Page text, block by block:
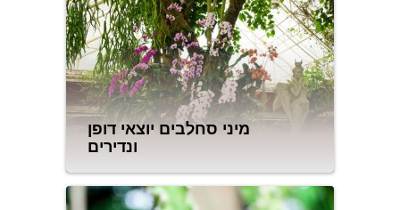
מיני סחלבים יוצאי דופן
ונדירים